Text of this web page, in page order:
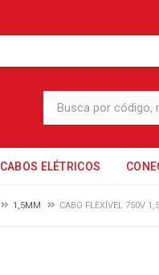
CABOS ELÉTRICOS
1,5MM CABO FLEXÍVEL 750V